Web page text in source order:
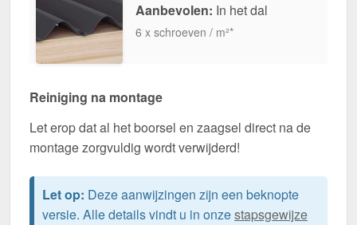
Aanbevolen: In het dal
6 x schroeven / m²*
Reiniging na montage
Let erop dat al het boorsel en zaagsel direct na de
montage zorgvuldig wordt verwijderd!
Let op: Deze aanwijzingen zijn een beknopte
versie. Alle details vindt u in onzestapsgewijze